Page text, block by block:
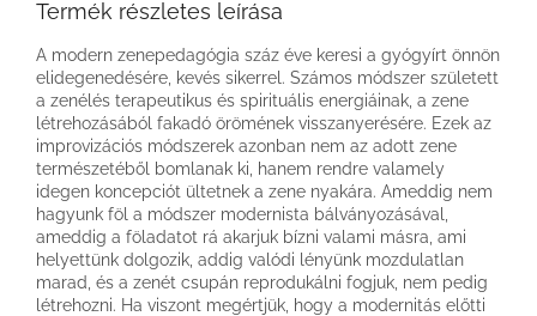
Termék részletes leírása
A modern zenepedagógia száz éve keresi a gyógyírt önnön
elidegenedésére, kevés sikerrel. Számos módszer született
a zenélés terapeutikus és spirituális energiáinak, a zene
létrehozásából fakadó örömének visszanyerésére. Ezek az
improvizációs módszerek azonban nem az adott zene
természetéből bomlanak ki, hanem rendre valamely
idegen koncepciót ültetnek a zene nyakára. Ameddig nem
hagyunk föl a módszer modernista bálványozásával,
ameddig a föladatot rá akarjuk bízni valami másra, ami
helyettünk dolgozik, addig valódi lényünk mozdulatlan
marad, és a zenét csupán reprodukálni fogjuk, nem pedig
létrehozni. Ha viszont megértjük, hogy a modernitás előtti